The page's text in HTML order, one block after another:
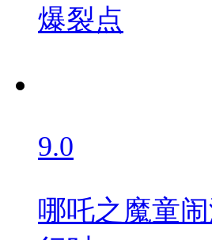
爆裂点
9.0
哪吒之魔童